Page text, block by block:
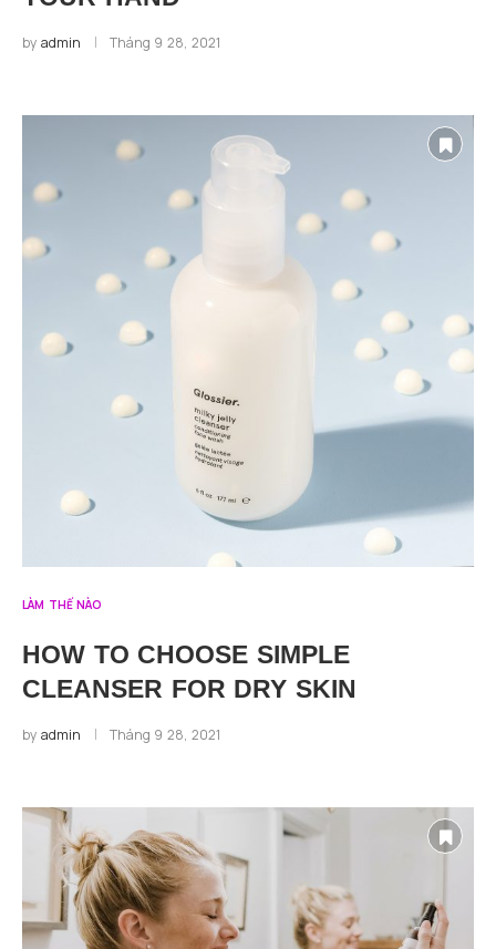
by admin Tháng 9 28, 2021
LÀM THẾ NÀO
HOW TO CHOOSE SIMPLE
CLEANSER FOR DRY SKIN
by admin Tháng 9 28, 2021